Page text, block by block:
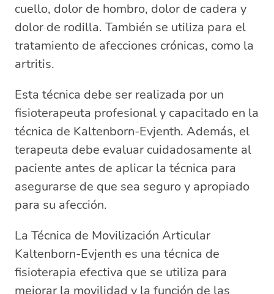
cuello, dolor de hombro, dolor de cadera y
dolor de rodilla. También se utiliza para el
tratamiento de afecciones crónicas, como la
artritis.
Esta técnica debe ser realizada por un
fisioterapeuta profesional y capacitado en la
técnica de Kaltenborn-Evjenth. Además, el
terapeuta debe evaluar cuidadosamente al
paciente antes de aplicar la técnica para
asegurarse de que sea seguro y apropiado
para su afección.
La Técnica de Movilización Articular
Kaltenborn-Evjenth es una técnica de
fisioterapia efectiva que se utiliza para